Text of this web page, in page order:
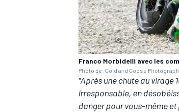
Franco Morbidelli avec les
Photo de: Gold and Goose
"Après une chute au
irresponsable, en
danger pour vous-même et